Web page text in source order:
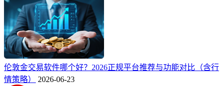
伦敦金交易软件哪个好？2026正规平台推荐与功能对比（含行
情策略）
2026-06-23